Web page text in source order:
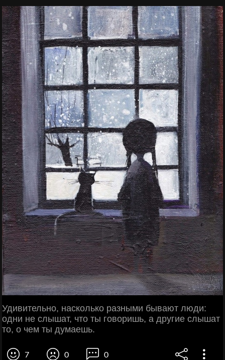
Удивительно, насколько разными бывают люди:
одни не слышат, что ты говоришь, а другие слышат
то, о чем ты думаешь.
7 0 0